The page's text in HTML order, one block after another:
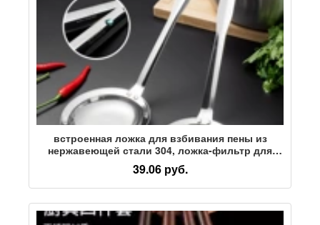
встроенная ложка для взбивания пены из
нержавеющей стали 304, ложка-фильтр для
обезжиривания пены из плотной сетки,
кухонный маслостойкий дуршлаг, ложка для
вспенивания пены для волос
39.06 руб.